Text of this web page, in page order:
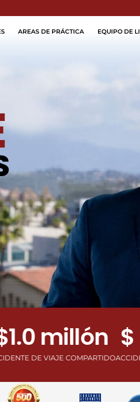
AREAS DE PRÁCTICA EQUIPO DE
COMPARTIDO
$ 1.1
ACCIDENTE DE